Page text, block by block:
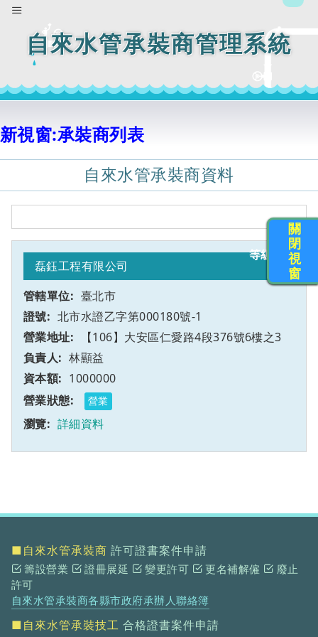
自來水管承裝商管理系統
新視窗:承裝商列表
自來水管承裝商資料
1
磊鈺工程有限公司
臺北市
北市水證乙字第000180號-1
【106】大安區仁愛路4段376號6樓之3
乙
林顯益
1000000
營業
詳細資料
關
閉
視
窗
■自來水管承裝商 許可證書案件申請
籌設營業 證冊展延 變更許可 更名補解僱
廢止
許可
自來水管承裝商各縣市政府承辦人聯絡簿
■自來水管承裝技工 合格證書案件申請